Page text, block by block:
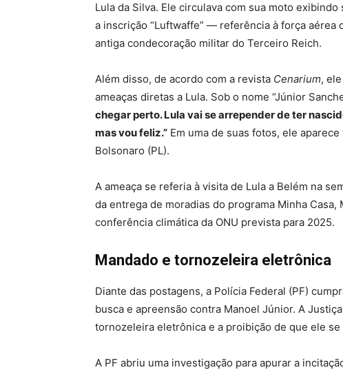
Lula da Silva. Ele circulava com sua moto
a inscrição “Luftwaffe” — referência à força
antiga condecoração militar do Terceiro Reich.
Além disso, de acordo com a revista Cenarium,
ameaças diretas a Lula. Sob o nome “Júnior
chegar perto. Lula vai se arrepender de ter
mas vou feliz.” Em uma de suas fotos, ele
Bolsonaro (PL).
A ameaça se referia à visita de Lula a Belém na
da entrega de moradias do programa Minha
conferência climática da ONU prevista para 2025.
Mandado e tornozeleira eletrônica
Diante das postagens, a Polícia Federal (PF)
busca e apreensão contra Manoel Júnior. A
tornozeleira eletrônica e a proibição de que ele
A PF abriu uma investigação para apurar a